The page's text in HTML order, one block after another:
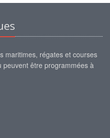
maritimes, régates et courses
être programmées à